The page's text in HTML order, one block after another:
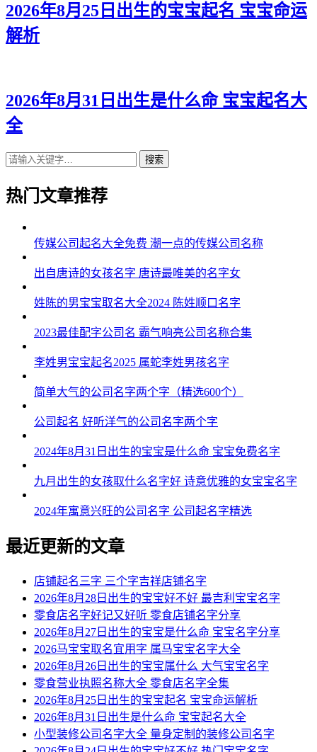
2026年8月25日出生的宝宝起名 宝宝命运
解析
2026年8月31日出生是什么命 宝宝起名大
全
搜索
热门文章推荐
传媒公司起名大全免费 潮一点的传媒公司名称
出自唐诗的女孩名字 唐诗最唯美的名字女
姓陈的男宝宝取名大全2024 陈姓顺口名字
2023最佳配字公司名 霸气响亮公司名称合集
李姓男宝宝起名2025 属蛇李姓男孩名字
简单大气的公司名字两个字（精选600个）
公司起名 好听洋气的公司名字两个字
2024年8月31日出生的宝宝是什么命 宝宝免费名字
九月出生的女孩取什么名字好 诗意优雅的女宝宝名字
2024年寓意兴旺的公司名字 公司起名字精选
最近更新的文章
店铺起名三字 三个字吉祥店铺名字
2026年8月28日出生的宝宝好不好 最吉利宝宝名字
零食店名字好记又好听 零食店铺名字分享
2026年8月27日出生的宝宝是什么命 宝宝名字分享
2026马宝宝取名宜用字 属马宝宝名字大全
2026年8月26日出生的宝宝属什么 大气宝宝名字
零食营业执照名称大全 零食店名字全集
2026年8月25日出生的宝宝起名 宝宝命运解析
2026年8月31日出生是什么命 宝宝起名大全
小型装修公司名字大全 量身定制的装修公司名字